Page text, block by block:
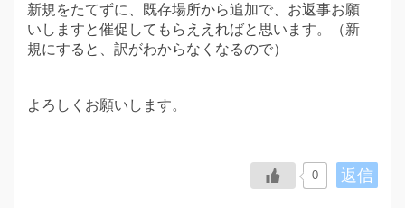
新規をたてずに、既存場所から追加で、お返事お願
いしますと催促してもらええればと思います。（新
規にすると、訳がわからなくなるので）
よろしくお願いします。
返信
0